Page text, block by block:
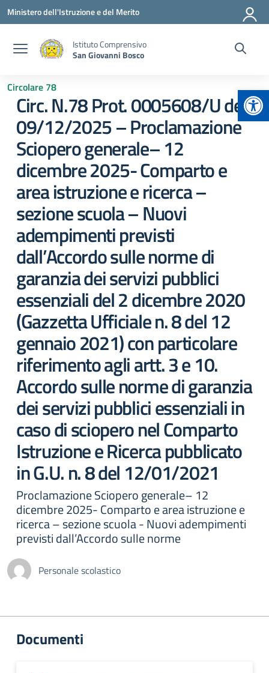
Vai ai contenuti
Vai al menu di navigazione
Vai al footer
Ministero dell'Istruzione e del Merito
Istituto Comprensivo
San Giovanni Bosco
Circolare 78
Circ. N.78 Prot. 0005608/U del
09/12/2025 – Proclamazione
Sciopero generale– 12
dicembre 2025- Comparto e
area istruzione e ricerca –
sezione scuola – Nuovi
adempimenti previsti
dall’Accordo sulle norme di
garanzia dei servizi pubblici
essenziali del 2 dicembre 2020
(Gazzetta Ufficiale n. 8 del 12
gennaio 2021) con particolare
riferimento agli artt. 3 e 10.
Accordo sulle norme di garanzia
dei servizi pubblici essenziali in
caso di sciopero nel Comparto
Istruzione e Ricerca pubblicato
in G.U. n. 8 del 12/01/2021
Proclamazione Sciopero generale– 12
dicembre 2025- Comparto e area istruzione e
ricerca – sezione scuola - Nuovi adempimenti
previsti dall’Accordo sulle norme
Personale scolastico
Documenti